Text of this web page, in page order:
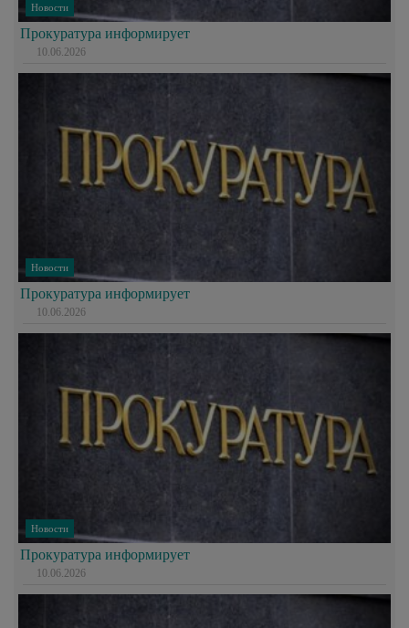
Новости
Прокуратура информирует
10.06.2026
Новости
Прокуратура информирует
10.06.2026
Новости
Прокуратура информирует
10.06.2026